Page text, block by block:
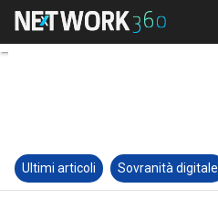
Ultimi articoli Sovranità digitale